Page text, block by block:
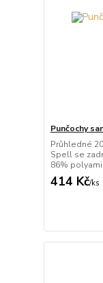
Punčochy
Průhledné
Spell se
86%
414 Kč/ks